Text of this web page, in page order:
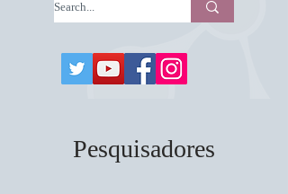
Pesquisadores